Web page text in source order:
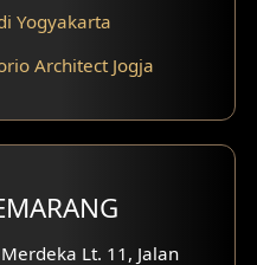
Yogyakarta
Architect Jogja
Lt. 11, Jalan